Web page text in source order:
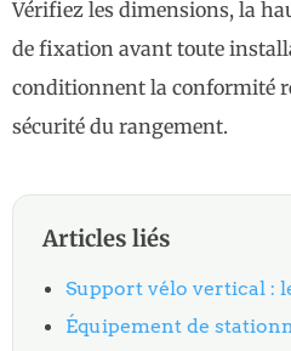
Vérifiez les dimensions, la
de fixation avant toute
conditionnent la conformité
sécurité du rangement.
Articles liés
Support vélo vertical :
Équipement de